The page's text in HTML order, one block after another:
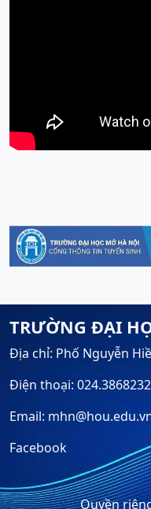
TRƯỜNG ĐẠI
Địa chỉ: Phố Nguyễn
Điện thoại:
Email:
Facebook
Quyền